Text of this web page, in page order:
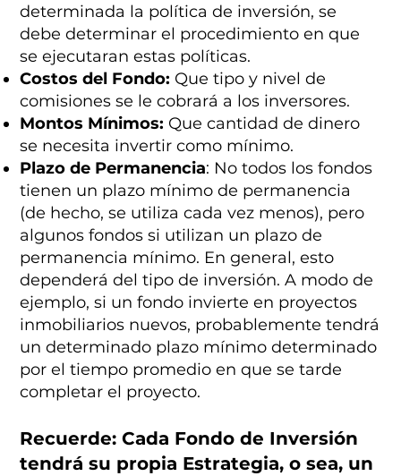
determinada la política de inversión, se
debe determinar el procedimiento en que
se ejecutaran estas políticas.
Costos del Fondo: Que tipo y nivel de
comisiones se le cobrará a los inversores.
Montos Mínimos: Que cantidad de dinero
se necesita invertir como mínimo.
Plazo de Permanencia: No todos los fondos
tienen un plazo mínimo de permanencia
(de hecho, se utiliza cada vez menos), pero
algunos fondos si utilizan un plazo de
permanencia mínimo. En general, esto
dependerá del tipo de inversión. A modo de
ejemplo, si un fondo invierte en proyectos
inmobiliarios nuevos, probablemente tendrá
un determinado plazo mínimo determinado
por el tiempo promedio en que se tarde
completar el proyecto.
Recuerde: Cada Fondo de Inversión
tendrá su propia Estrategia, o sea, un